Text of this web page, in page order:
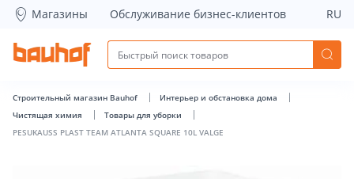
PESUKAUSS PLAST TEAM ATLANTA SQUARE 10L VALGE -
Магазины Обслуживание бизнес-клиентов RU
Строительный магазин Bauhof
Интерьер и обстановка дома
Чистящая химия
Товары для уборки
PESUKAUSS PLAST TEAM ATLANTA SQUARE 10L VALGE